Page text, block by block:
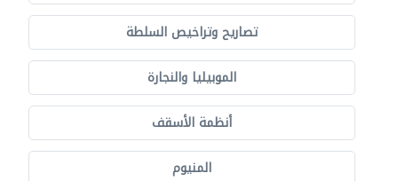
تصاريح وتراخيص السلطة
الموبيليا والنجارة
أنظمة الأسقف
المنيوم